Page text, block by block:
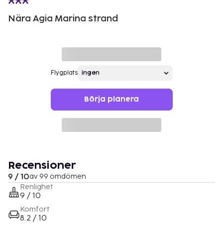
Nära Agia Marina strand
Flygplats
Börja planera
Recensioner
9 / 10av 99 omdömen
Renlighet
9 / 10
Komfort
8.2 / 10